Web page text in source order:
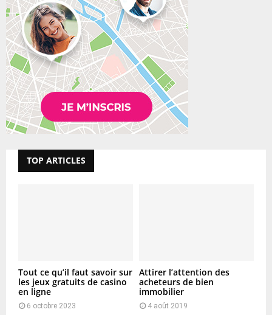
TOP ARTICLES
Tout ce qu’il faut savoir sur
les jeux gratuits de casino
en ligne
6 octobre 2023
Attirer l’attention des
acheteurs de bien
immobilier
4 août 2019